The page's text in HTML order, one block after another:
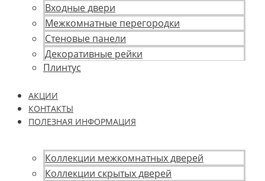
Входные двери
Межкомнатные перегородки
Стеновые панели
Декоративные рейки
Плинтус
АКЦИИ
КОНТАКТЫ
ПОЛЕЗНАЯ ИНФОРМАЦИЯ
Коллекции межкомнатных дверей
Коллекции скрытых дверей